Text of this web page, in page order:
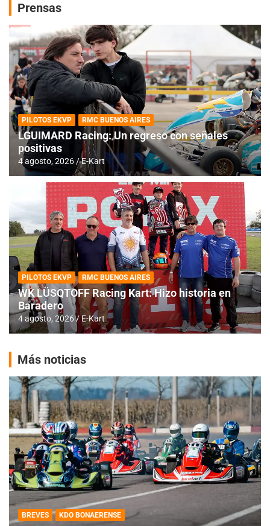
Prensas
PILOTOS EKVP RMC BUENOS AIRES
LGUIMARD Racing: Un regreso con señales
positivas
4 agosto, 2026 E-Kart
PILOTOS EKVP RMC BUENOS AIRES
WK LÜSQTOFF Racing Kart: Hizo historia en
Baradero
4 agosto, 2026 E-Kart
Más noticias
BREVES KDO BONAERENSE